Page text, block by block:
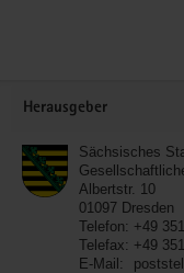
Herausgeber
Sächsisches
Albertstr. 10
01097 Dresden
Telefon: +49
Telefax: +49
E-Mail: